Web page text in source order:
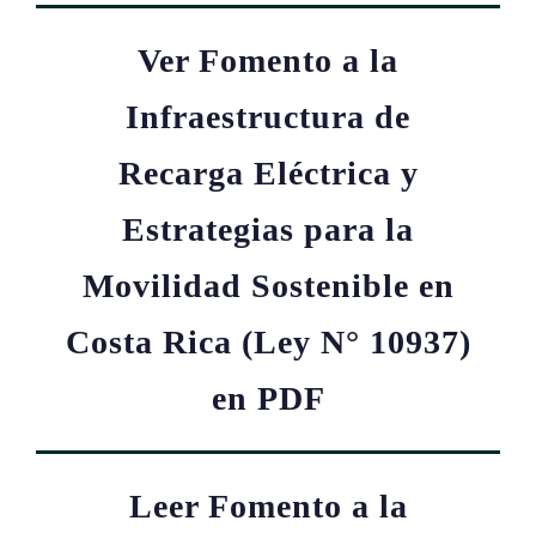
Ver Fomento a la
Infraestructura de
Recarga Eléctrica y
Estrategias para la
Movilidad Sostenible en
Costa Rica (Ley N° 10937)
en PDF
Leer Fomento a la